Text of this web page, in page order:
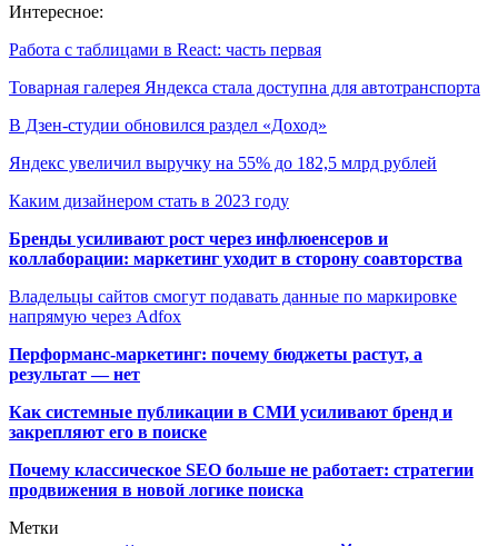
Интересное:
Работа с таблицами в React: часть первая
Товарная галерея Яндекса стала доступна для автотранспорта
В Дзен-студии обновился раздел «Доход»
Яндекс увеличил выручку на 55% до 182,5 млрд рублей
Каким дизайнером стать в 2023 году
Бренды усиливают рост через инфлюенсеров и
коллаборации: маркетинг уходит в сторону соавторства
Владельцы сайтов смогут подавать данные по маркировке
напрямую через Adfox
Перформанс-маркетинг: почему бюджеты растут, а
результат — нет
Как системные публикации в СМИ усиливают бренд и
закрепляют его в поиске
Почему классическое SEO больше не работает: стратегии
продвижения в новой логике поиска
Метки